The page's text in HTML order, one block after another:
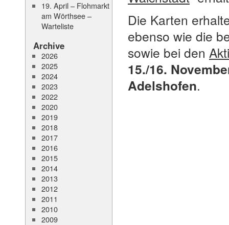
Die Karten
ebenso wie die
sowie bei den
15./16.
Adelshofen.
19. April – Flohmarkt
am Wörthsee –
Warteliste
Archive
2026
2025
2024
2023
2022
2020
2019
2018
2017
2016
2015
2014
2013
2012
2011
2010
2009